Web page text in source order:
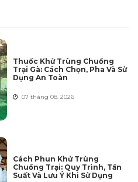
Thuốc Khử Trùng Chuồng
Trại Gà: Cách Chọn, Pha Và Sử
Dụng An Toàn
07 tháng 08. 2026
Cách Phun Khử Trùng
Chuồng Trại: Quy Trình, Tần
Suất Và Lưu Ý Khi Sử Dụng